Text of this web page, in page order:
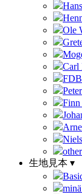
Ole
Carl
Finn
生地見本 ▾